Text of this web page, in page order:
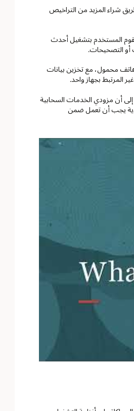
شراء المزيد من التراخيص
المستخدم بتشغيل أحدث
أو التصحيحات.
محمول، مع تخزين بيانات
المرتبط بجهاز واحد.
إلى أن مزودي الخدمات السحابية
يجب أن تعمل ضمن